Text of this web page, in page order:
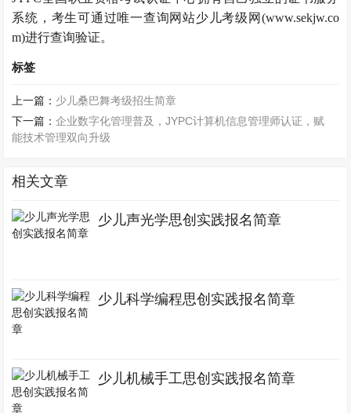
系统，考生可通过唯一查询网站少儿考级网(www.sekjw.co
m)进行查询验证。
标签
上一篇： 少儿桑巴舞考级招生简章
下一篇：企业数字化管理普及，JYPC计算机信息管理师认证，赋
能技术管理双向升级
相关文章
少儿声光学思创实践报名简章
少儿科学编程思创实践报名简章
少儿机械手工思创实践报名简章